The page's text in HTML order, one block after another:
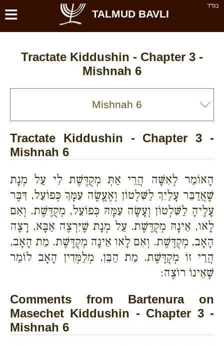
בס''ד ≡ TALMUD BAVLI
Tractate Kiddushin - Chapter 3 -
Mishnah 6
Tractate Kiddushin - Chapter 3 -
Mishnah 6
הָאוֹמֵר לְאִשָּׁה הֲרֵי אַתְּ מְקֻדֶּשֶׁת לִי עַל מְנָת
שֶׁאֲדַבֵּר עָלַיִךְ לַשִּׁלְטוֹן וְאֶעֱשֶׂה עִמָּךְ כְּפוֹעֵל, דִּבֶּר
עָלֶיהָ לַשִּׁלְטוֹן וְעָשָׂה עִמָּהּ כְּפוֹעֵל, מְקֻדֶּשֶׁת. וְאִם
לָאו, אֵינָהּ מְקֻדֶּשֶׁת. עַל מְנָת שֶׁיִּרְצֶה אַבָּא, רָצָה
הָאָב, מְקֻדֶּשֶׁת. וְאִם לָאו אֵינָה מְקֻדֶּשֶׁת. מֵת הָאָב,
הֲרֵי זוֹ מְקֻדֶּשֶׁת. מֵת הַבֵּן, מְלַמְּדִין הָאָב לוֹמַר
שֶׁאֵינוֹ רוֹצֶה:
Comments from Bartenura on
Masechet Kiddushin - Chapter 3 -
Mishnah 6